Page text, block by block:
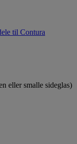
til Contura
eller smalle sideglas)